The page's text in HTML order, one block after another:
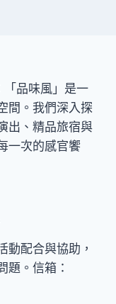
品味風」是一
間。我們深入探
出、精品旅宿與
一次的感官饗
動配合與協助，
題。信箱：